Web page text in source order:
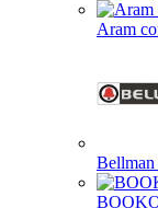
Aram
Bellman